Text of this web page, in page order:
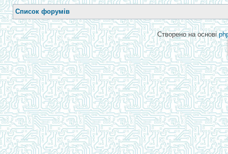
Список форумів
Створено на основі